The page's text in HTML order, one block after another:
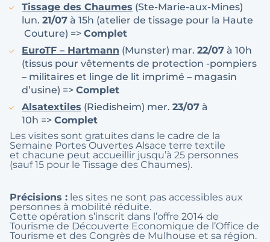
Tissage des Chaumes (Ste-Marie-aux-Mines)
lun. 21/07 à 15h (atelier de tissage pour la Haute
Couture) => Complet
EuroTF – Hartmann (Munster) mar. 22/07 à 10h
(tissus pour vêtements de protection -pompiers
– militaires et linge de lit imprimé – magasin
d’usine) => Complet
Alsatextiles (Riedisheim) mer. 23/07 à
10h => Complet
Les visites sont gratuites dans le cadre de la
Semaine Portes Ouvertes Alsace terre textile
et chacune peut accueillir jusqu’à 25 personnes
(sauf 15 pour le Tissage des Chaumes).
Précisions : les sites ne sont pas accessibles aux
personnes à mobilité réduite.
Cette opération s’inscrit dans l’offre 2014 de
Tourisme de Découverte Economique de l’Office de
Tourisme et des Congrès de Mulhouse et sa région.